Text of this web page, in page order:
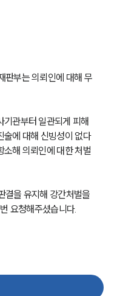
판부는 의뢰인에 대해 무
관부터 일관되게 피해
술에 대해 신빙성이 없다
해 의뢰인에 대한 처벌
결을 유지해 강간처벌을
요청해주셨습니다.